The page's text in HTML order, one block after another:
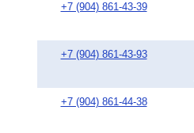
+7 (904) 861-43-39
+7 (904) 861-43-93
+7 (904) 861-44-38